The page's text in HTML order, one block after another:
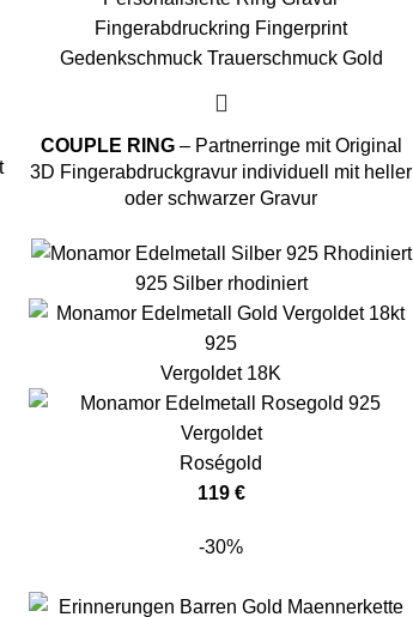
COUPLE RING– Partnerringe mit Original
3D Fingerabdruckgravur individuell mit heller
oder schwarzer Gravur
925 Silber rhodiniert
Vergoldet 18K
Roségold
119 €
-30%